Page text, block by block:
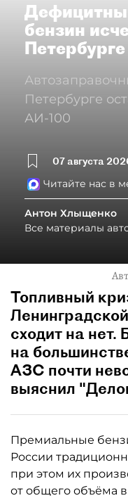
бензин
Петербурге
Петербурге
АИ-100
07 августа
Читайте нас в
Антон Хлыщенко
Все материалы
Топливный
сходит на нет.
на
АЗС почти
выяснил
Премиальные
России
при этом их
от общего объёма